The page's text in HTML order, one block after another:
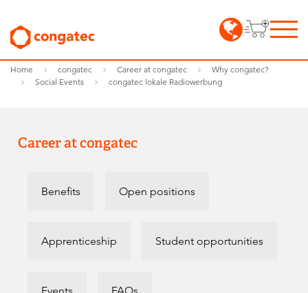
Home congatec Career at congatec
Why congatec?
Social Events
congatec lokale Radiowerbung
Career at congatec
Benefits Open positions
Apprenticeship Student opportunities